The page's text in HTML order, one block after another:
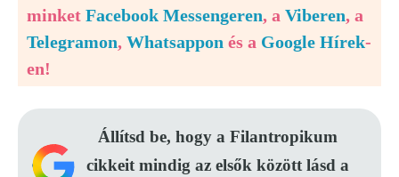
minket Facebook Messengeren, a Viberen, a
Telegramon, Whatsappon és a Google Hírek-
en!
Állítsd be, hogy a Filantropikum
cikkeit mindig az elsők között lásd a